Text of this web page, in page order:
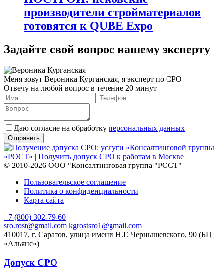
производители стройматериалов
готовятся к QUBE Expo
Задайте свой вопрос нашему эксперту
Меня зовут Вероника Курганская, я эксперт по СРО
Отвечу на любой вопрос в течение 20 минут
Даю согласие на обработку персональных данных
© 2010-2026 ООО "Консалтинговая группа "РОСТ"
Пользовательское соглашение
Политика о конфиденциальности
Карта сайта
+7 (800) 302-79-60
sro.rost@gmail.com kgrostsro1@gmail.com
410017, г. Саратов, улица имени Н.Г. Чернышевского, 90 (БЦ
«Альянс»)
Допуск СРО